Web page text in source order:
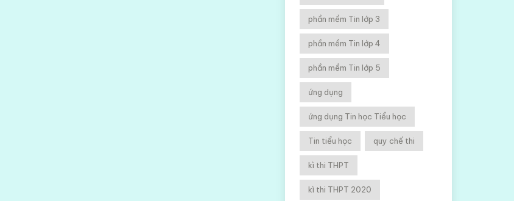
phần mềm Tin lớp 3
phần mềm Tin lớp 4
phần mềm Tin lớp 5
ứng dụng
ứng dụng Tin học Tiểu học
Tin tiểu học quy chế thi
kì thi THPT
kì thi THPT 2020